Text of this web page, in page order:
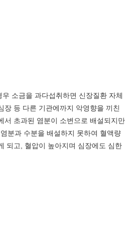
소금을 과다섭취하면 신장질환 자체
장 등 다른 기관에까지 악영향을 끼친
서 초과된 염분이 소변으로 배설되지만
분과 수분을 배설하지 못하여 혈액량
되고, 혈압이 높아지며 심장에도 심한